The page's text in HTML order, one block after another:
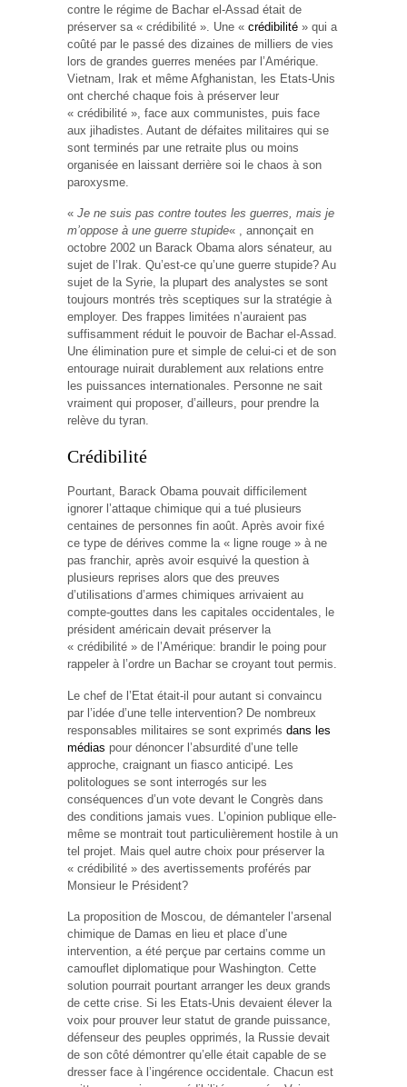
contre le régime de Bachar el-Assad était de
préserver sa « crédibilité ». Une « crédibilité » qui a
coûté par le passé des dizaines de milliers de vies
lors de grandes guerres menées par l’Amérique.
Vietnam, Irak et même Afghanistan, les Etats-Unis
ont cherché chaque fois à préserver leur
« crédibilité », face aux communistes, puis face
aux jihadistes. Autant de défaites militaires qui se
sont terminés par une retraite plus ou moins
organisée en laissant derrière soi le chaos à son
paroxysme.
« Je ne suis pas contre toutes les guerres, mais je
m’oppose à une guerre stupide« , annonçait en
octobre 2002 un Barack Obama alors sénateur, au
sujet de l’Irak. Qu’est-ce qu’une guerre stupide? Au
sujet de la Syrie, la plupart des analystes se sont
toujours montrés très sceptiques sur la stratégie à
employer. Des frappes limitées n’auraient pas
suffisamment réduit le pouvoir de Bachar el-Assad.
Une élimination pure et simple de celui-ci et de son
entourage nuirait durablement aux relations entre
les puissances internationales. Personne ne sait
vraiment qui proposer, d’ailleurs, pour prendre la
relève du tyran.
Crédibilité
Pourtant, Barack Obama pouvait difficilement
ignorer l’attaque chimique qui a tué plusieurs
centaines de personnes fin août. Après avoir fixé
ce type de dérives comme la « ligne rouge » à ne
pas franchir, après avoir esquivé la question à
plusieurs reprises alors que des preuves
d’utilisations d’armes chimiques arrivaient au
compte-gouttes dans les capitales occidentales, le
président américain devait préserver la
« crédibilité » de l’Amérique: brandir le poing pour
rappeler à l’ordre un Bachar se croyant tout permis.
Le chef de l’Etat était-il pour autant si convaincu
par l’idée d’une telle intervention? De nombreux
responsables militaires se sont exprimés dans les
médias pour dénoncer l’absurdité d’une telle
approche, craignant un fiasco anticipé. Les
politologues se sont interrogés sur les
conséquences d’un vote devant le Congrès dans
des conditions jamais vues. L’opinion publique elle-
même se montrait tout particulièrement hostile à un
tel projet. Mais quel autre choix pour préserver la
« crédibilité » des avertissements proférés par
Monsieur le Président?
La proposition de Moscou, de démanteler l’arsenal
chimique de Damas en lieu et place d’une
intervention, a été perçue par certains comme un
camouflet diplomatique pour Washington. Cette
solution pourrait pourtant arranger les deux grands
de cette crise. Si les Etats-Unis devaient élever la
voix pour prouver leur statut de grande puissance,
défenseur des peuples opprimés, la Russie devait
de son côté démontrer qu’elle était capable de se
dresser face à l’ingérence occidentale. Chacun est